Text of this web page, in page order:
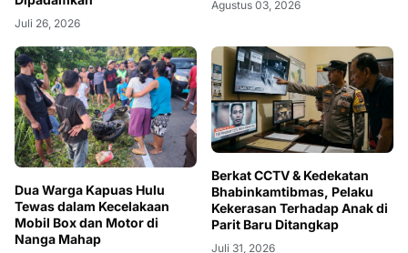
Juli 26, 2026
Agustus 03, 2026
Dua Warga Kapuas Hulu
Tewas dalam Kecelakaan
Mobil Box dan Motor di
Nanga Mahap
Berkat CCTV & Kedekatan
Bhabinkamtibmas, Pelaku
Kekerasan Terhadap Anak di
Parit Baru Ditangkap
Juli 31, 2026